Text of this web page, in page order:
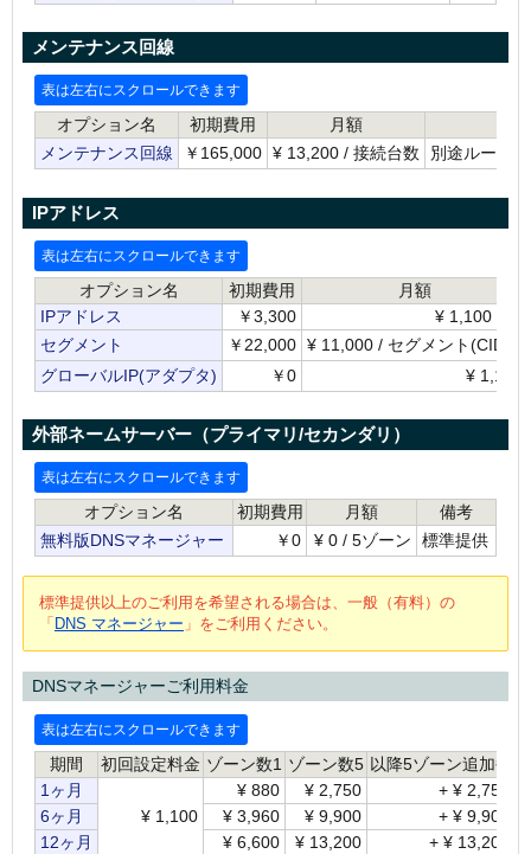
メンテナンス回線
オプション名 初期費用
月額
メンテナンス回線
￥165,000 ¥ 13,200 / 接続台数 別途ルータ
IPアドレス
オプション名 初期費用
月額
IPアドレス
￥3,300 ¥ 1,100 / 個
セグメント
￥22,000 ¥ 11,000 / セグメント(CIDR)
グローバルIP(アダプタ)
￥0 ¥ 1,100
外部ネームサーバー（プライマリ/セカンダリ）
オプション名 初期費用 月額
備考
無料版DNSマネージャー
￥0 ¥ 0 / 5ゾーン 標準提供
標準提供以上のご利用を希望される場合は、一般（有料）の
「 DNS マネージャー 」をご利用ください。
DNSマネージャーご利用料金
期間 初回設定料金 ゾーン数1 ゾーン数5 以降5ゾーン追加毎
1ヶ月
¥ 1,100
¥ 880 ¥ 2,750 + ¥ 2,750
6ヶ月
¥ 3,960 ¥ 9,900 + ¥ 9,900
12ヶ月
¥ 6,600 ¥ 13,200 + ¥ 13,200